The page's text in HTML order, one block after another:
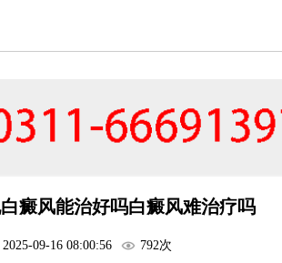
癜风能治好吗白癜风难治疗吗
2025-09-16 08:00:56 792次